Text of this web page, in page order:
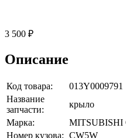
3 500 ₽
Описание
Код товара:
013Y0009791
Название
запчасти:
крыло
Марка:
MITSUBISHI
Номер кузова: CW5W